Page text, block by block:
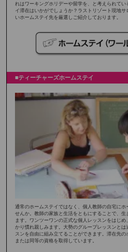
れはワーキングホリデーや留学を、と考えられて
イ滞在はいかがでしょうか？ラストリゾート現地
いホームステイ先を厳選しご紹介しております。
■ティーチャーズホームステイ
通常のホームステイではなく、個人教師の自宅にホ
せんか。教師の家族と生活をともにすることで、生
ます。ワンツーワンの正式な個人レッスンをはじ
かり慣れ親しみます。大勢のグループレッスンとは
スンを自由に組み立てることができます。滞在先
または同等の資格を取得しています。